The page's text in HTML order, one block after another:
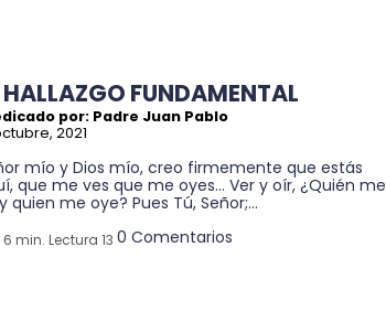
HALLAZGO FUNDAMENTAL
por: Padre Juan Pablo
2021
mío y Dios mío, creo firmemente que estás
que me ves que me oyes… Ver y oír, ¿Quién me
quien me oye? Pues Tú, Señor;...
6 min. Lectura 13 0 Comentarios